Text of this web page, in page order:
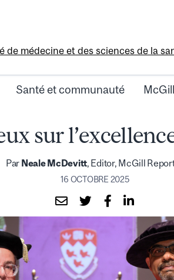
de médecine et des sciences de la
Santé et communauté
sur
Par Neale McDevitt, Editor, McGill
16 OCTOBRE 2025